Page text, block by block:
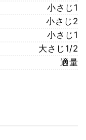
小さじ1
小さじ2
小さじ1
大さじ1/2
適量